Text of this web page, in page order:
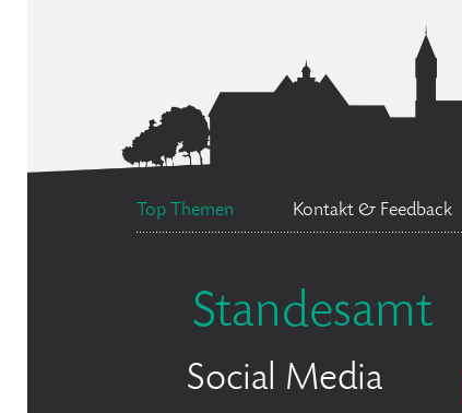
Top Themen Kontakt & Feedback
Standesamt
Social Media